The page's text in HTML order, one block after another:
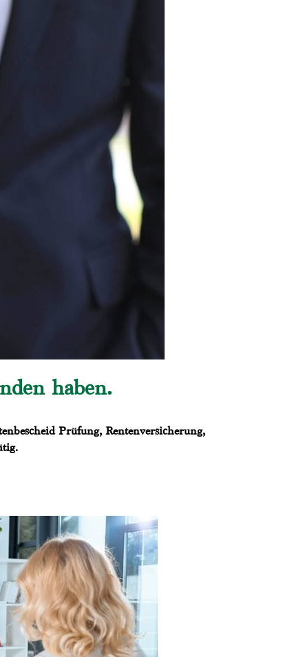
haben.
Prüfung, Rentenversicherung,